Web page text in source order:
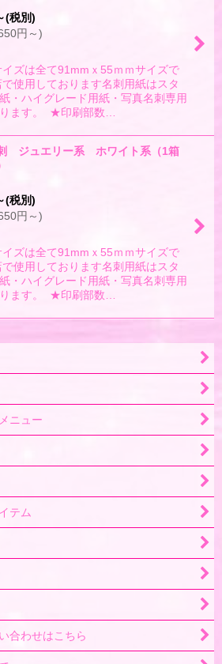
(税別)
円 ～)
ズは全て91mmｘ55ｍｍサイズで
使用しております名刺用紙はスタ
・ハイグレード用紙・写真名刺専用
ます。 ★印刷部数…
ジュエリー系 ホワイト系（1箱
(税別)
円 ～)
ズは全て91mmｘ55ｍｍサイズで
使用しております名刺用紙はスタ
・ハイグレード用紙・写真名刺専用
ます。 ★印刷部数…
ニュー
テム
合わせはこちら